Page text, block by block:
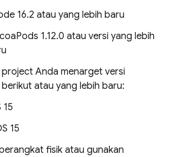
16.2 atau yang lebih baru
1.12.0 atau versi yang lebih
project Anda menarget versi
atau yang lebih baru:
15
15
fisik atau gunakan